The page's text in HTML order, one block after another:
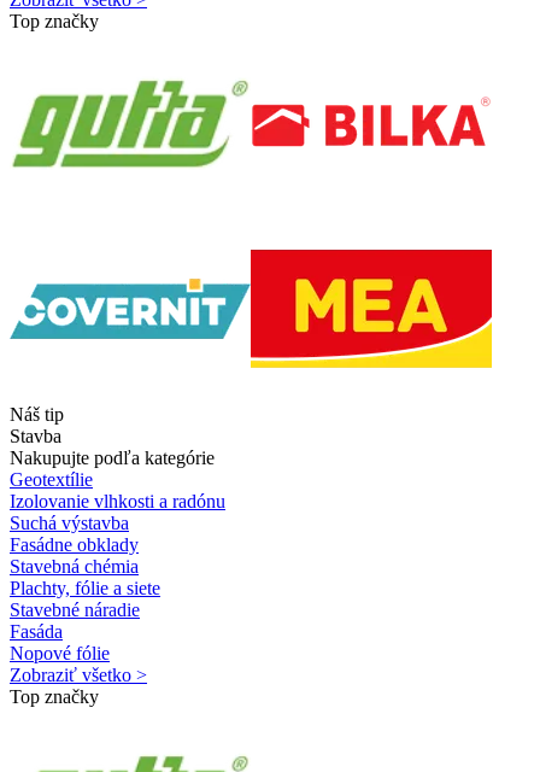
Top značky
Náš tip
Stavba
Nakupujte podľa kategórie
Geotextílie
Izolovanie vlhkosti a radónu
Suchá výstavba
Fasádne obklady
Stavebná chémia
Plachty, fólie a siete
Stavebné náradie
Fasáda
Nopové fólie
Zobraziť všetko >
Top značky